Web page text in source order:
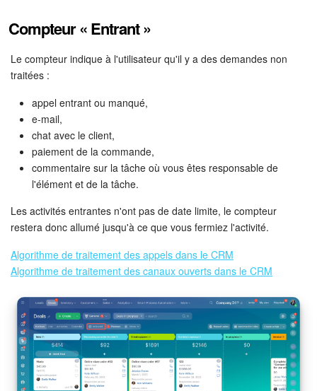
Compteur « Entrant »
Le compteur indique à l'utilisateur qu'il y a des demandes non
traitées :
appel entrant ou manqué,
e-mail,
chat avec le client,
paiement de la commande,
commentaire sur la tâche où vous êtes responsable de
l'élément et de la tâche.
Les activités entrantes n'ont pas de date limite, le compteur
restera donc allumé jusqu'à ce que vous fermiez l'activité.
Algorithme de traitement des appels dans le CRM
Algorithme de traitement des canaux ouverts dans le CRM